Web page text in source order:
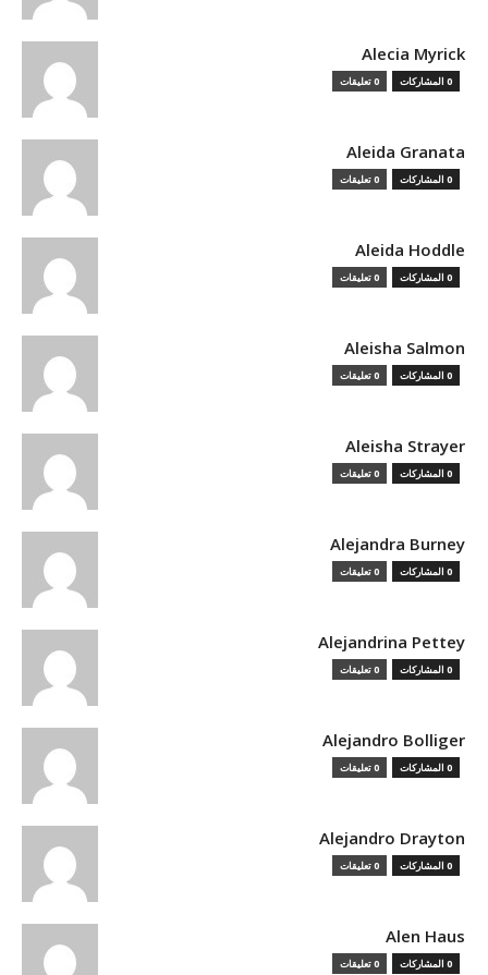
Alecia Myrick
0 المشاركات 0 تعليقات
Aleida Granata
0 المشاركات 0 تعليقات
Aleida Hoddle
0 المشاركات 0 تعليقات
Aleisha Salmon
0 المشاركات 0 تعليقات
Aleisha Strayer
0 المشاركات 0 تعليقات
Alejandra Burney
0 المشاركات 0 تعليقات
Alejandrina Pettey
0 المشاركات 0 تعليقات
Alejandro Bolliger
0 المشاركات 0 تعليقات
Alejandro Drayton
0 المشاركات 0 تعليقات
Alen Haus
0 المشاركات 0 تعليقات